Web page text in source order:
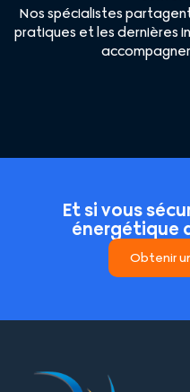
Nos spécialistes
pratiques et les dernières
Et si vous
énergétique
Obtenir